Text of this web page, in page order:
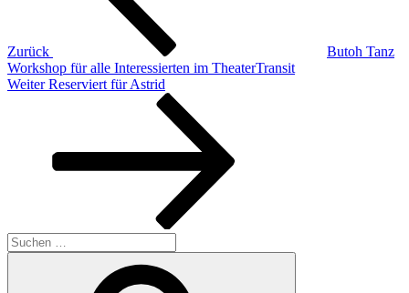
Zurück
Butoh Tanz
Workshop für alle Interessierten im TheaterTransit
Nächster
Weiter Reserviert für Astrid
Suchen
nach: